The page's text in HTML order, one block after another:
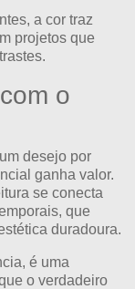
a cor traz
projetos que
o
desejo por
ganha valor.
se conecta
que
duradoura.
é uma
o verdadeiro